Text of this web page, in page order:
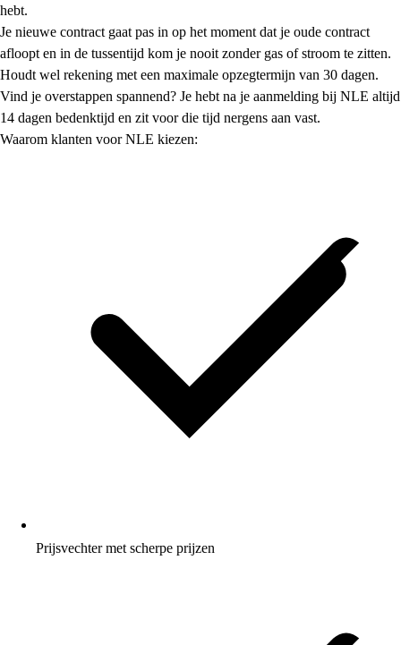
hebt.
Je nieuwe contract gaat pas in op het moment dat je oude contract
afloopt en in de tussentijd kom je nooit zonder gas of stroom te zitten.
Houdt wel rekening met een maximale opzegtermijn van 30 dagen.
Vind je overstappen spannend? Je hebt na je aanmelding bij NLE altijd
14 dagen bedenktijd en zit voor die tijd nergens aan vast.
Waarom klanten voor NLE kiezen:
Prijsvechter met scherpe prijzen